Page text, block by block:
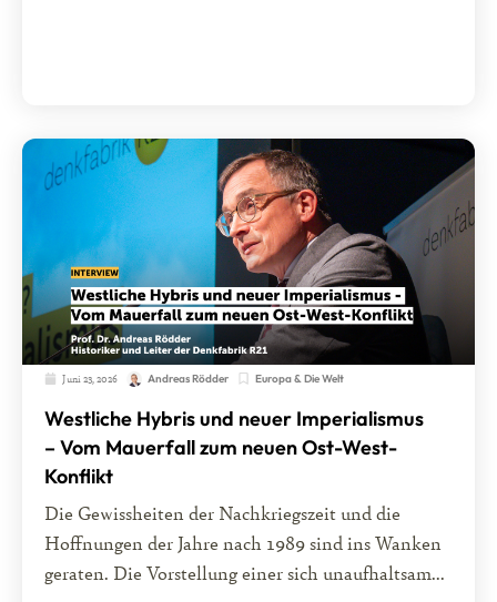
Juni 23, 2026 Andreas Rödder Europa & Die Welt
Westliche Hybris und neuer Imperialismus
– Vom Mauerfall zum neuen Ost-West-
Konflikt
Die Gewissheiten der Nachkriegszeit und die
Hoffnungen der Jahre nach 1989 sind ins Wanken
geraten. Die Vorstellung einer sich unaufhaltsam...